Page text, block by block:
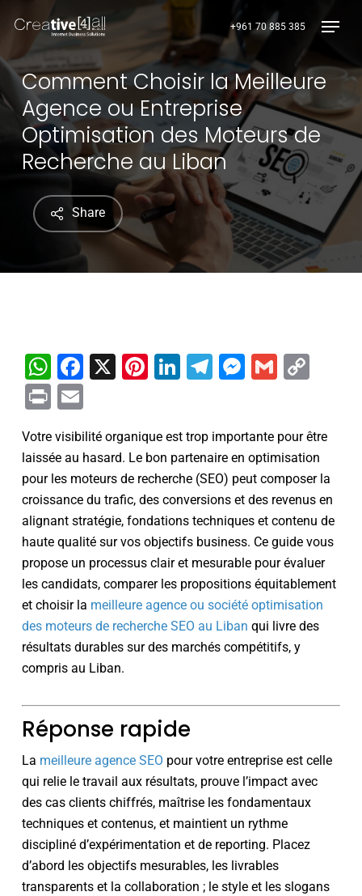
main
content
+961 70 885 385
Comment Choisir la Meilleure
Agence ou Entreprise
Optimisation des Moteurs de
Recherche au Liban
Share
WhatsApp
Facebook
X Pinterest
LinkedIn
Telegram
Gmail
PrintEmail
Votre visibilité organique est trop importante pour être
laissée au hasard. Le bon partenaire en optimisation
pour les moteurs de recherche (SEO) peut composer la
croissance du trafic, des conversions et des revenus en
alignant stratégie, fondations techniques et contenu de
haute qualité sur vos objectifs business. Ce guide vous
propose un processus clair et mesurable pour évaluer
les candidats, comparer les propositions équitablement
et choisir la meilleure agence ou société optimisation
des moteurs de recherche SEO au Liban qui livre des
résultats durables sur des marchés compétitifs, y
compris au Liban.
Réponse rapide
La meilleure agence SEO pour votre entreprise est celle
qui relie le travail aux résultats, prouve l’impact avec
des cas clients chiffrés, maîtrise les fondamentaux
techniques et contenus, et maintient un rythme
discipliné d’expérimentation et de reporting. Placez
d’abord les objectifs mesurables, les livrables
transparents et la collaboration ; le style et les slogans